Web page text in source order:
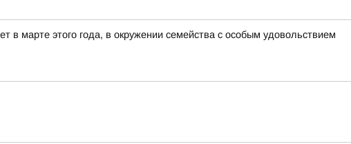
марте этого года, в окружении семейства с особым удовольствием